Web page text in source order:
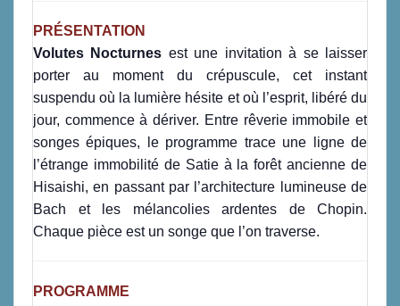
PRÉSENTATION
Volutes Nocturnes est une invitation à se laisser
porter au moment du crépuscule, cet instant
suspendu où la lumière hésite et où l’esprit, libéré du
jour, commence à dériver. Entre rêverie immobile et
songes épiques, le programme trace une ligne de
l’étrange immobilité de Satie à la forêt ancienne de
Hisaishi, en passant par l’architecture lumineuse de
Bach et les mélancolies ardentes de Chopin.
Chaque pièce est un songe que l’on traverse.
PROGRAMME